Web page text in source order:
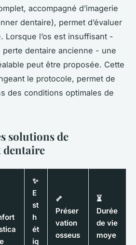
accompagné d’imagerie
dentaire), permet d’évaluer
Lorsque l’os est insuffisant -
perte dentaire ancienne - une
peut être proposée. Cette
le protocole, permet de
des conditions optimales de
solutions de
dentaire
✨
E
st
h
ét
iq
🦴
Préser
vation
osseus
⏳
Durée
de vie
moye